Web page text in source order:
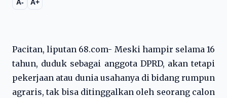
A- A+
Pacitan, liputan 68.com- Meski hampir selama 16
tahun, duduk sebagai anggota DPRD, akan tetapi
pekerjaan atau dunia usahanya di bidang rumpun
agraris, tak bisa ditinggalkan oleh seorang calon